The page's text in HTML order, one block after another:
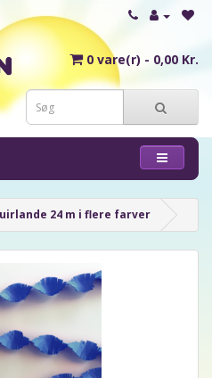
0 vare(r) - 0,00 Kr.
24 m i flere farver